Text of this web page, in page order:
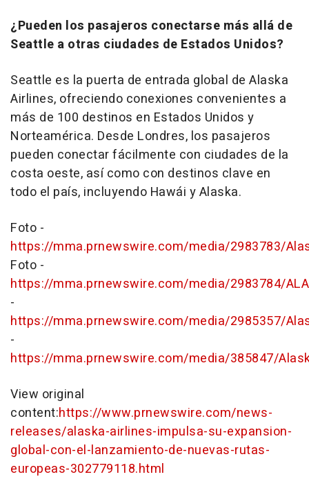
¿Pueden los pasajeros conectarse más allá de
Seattle a otras ciudades de Estados Unidos?
Seattle es la puerta de entrada global de Alaska
Airlines, ofreciendo conexiones convenientes a
más de 100 destinos en Estados Unidos y
Norteamérica. Desde Londres, los pasajeros
pueden conectar fácilmente con ciudades de la
costa oeste, así como con destinos clave en
todo el país, incluyendo Hawái y Alaska.
Foto -
https://mma.prnewswire.com/media/2983783/
Foto -
https://mma.prnewswire.com/media/2983784/
-
https://mma.prnewswire.com/media/2985357/
-
https://mma.prnewswire.com/media/385847/
View original
content:https://www.prnewswire.com/news-
releases/alaska-airlines-impulsa-su-expansion-
global-con-el-lanzamiento-de-nuevas-rutas-
europeas-302779118.html